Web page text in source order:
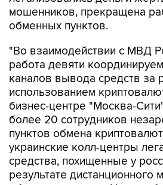
"Во взаимодействии с МВД
каналов вывода средств за
использованием
бизнес-центре "Москва-
более 20 сотрудников
пунктов обмена
украинские колл-центры
средства, похищенные у
результате дистанционного
объявил в пятницу Центр
связей (ЦОС) ФСБ.